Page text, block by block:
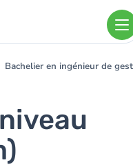
Bachelier en ingénieur de